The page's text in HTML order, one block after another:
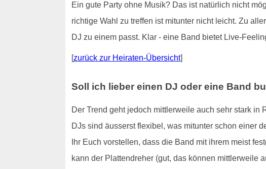
Ein gute Party ohne Musik? Das ist natürlich nicht
richtige Wahl zu treffen ist mitunter nicht leicht. Zu
DJ zu einem passt. Klar - eine Band bietet Live-
[zurück zur Heiraten-Übersicht]
Soll ich lieber einen DJ oder eine Band
Der Trend geht jedoch mittlerweile auch sehr stark
DJs sind äusserst flexibel, was mitunter schon einer
Ihr Euch vorstellen, dass die Band mit ihrem meist
kann der Plattendreher (gut, das können mittlerweile